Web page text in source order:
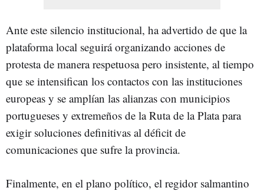
Ante este silencio institucional, ha advertido de que la
plataforma local seguirá organizando acciones de
protesta de manera respetuosa pero insistente, al tiempo
que se intensifican los contactos con las instituciones
europeas y se amplían las alianzas con municipios
portugueses y extremeños de la Ruta de la Plata para
exigir soluciones definitivas al déficit de
comunicaciones que sufre la provincia.
Finalmente, en el plano político, el regidor salmantino